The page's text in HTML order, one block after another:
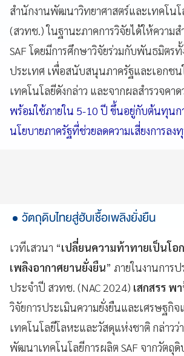
สำนักงานพัฒนาวิทยาศาสตร์และเทคโน
(สวทช.) ในฐานะภาคการวิจัยได้ให้ความ
SAF โดยมีการศึกษาวิจัยร่วมกับพันธมิตรทั้
ประเทศ เพื่อสนับสนุนภาครัฐและเอกช
เทคโนโลยีดังกล่าว และจากผลสำรวจคาด
พร้อมใช้ภายใน 5-10 ปี ขึ้นอยู่กับต้นทุนก
นโยบายภาครัฐที่ช่วยลดความเสี่ยงการลง
วัตถุดิบไทยสู่ฮับเชื้อเพลิงยั่งยืน
เวทีเสวนา “เปลี่ยนความท้าทายเป็นโอ
เพลิงอากาศยานยั่งยืน” ภายในงานการ
ประจำปี สวทช. (NAC 2024) เสกสรร พ
วิจัยการประเมินความยั่งยืนและเศรษฐกิ
เทคโนโลยีโลหะและวัสดุแห่งชาติ กล่าว
พัฒนาเทคโนโลยีการผลิต SAF จากวัตถุ